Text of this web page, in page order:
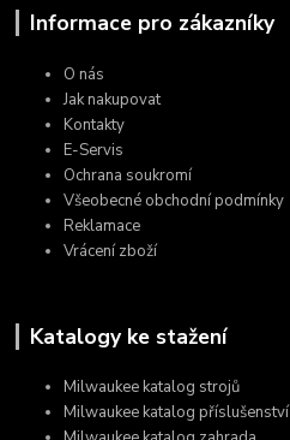
Informace pro zákazníky
O nás
Jak nakupovat
Kontakty
E-Servis
Ochrana soukromí
Všeobecné obchodní podmínky
Reklamace
Vrácení zboží
Katalogy ke stažení
Milwaukee katalog strojů
Milwaukee katalog příslušenství